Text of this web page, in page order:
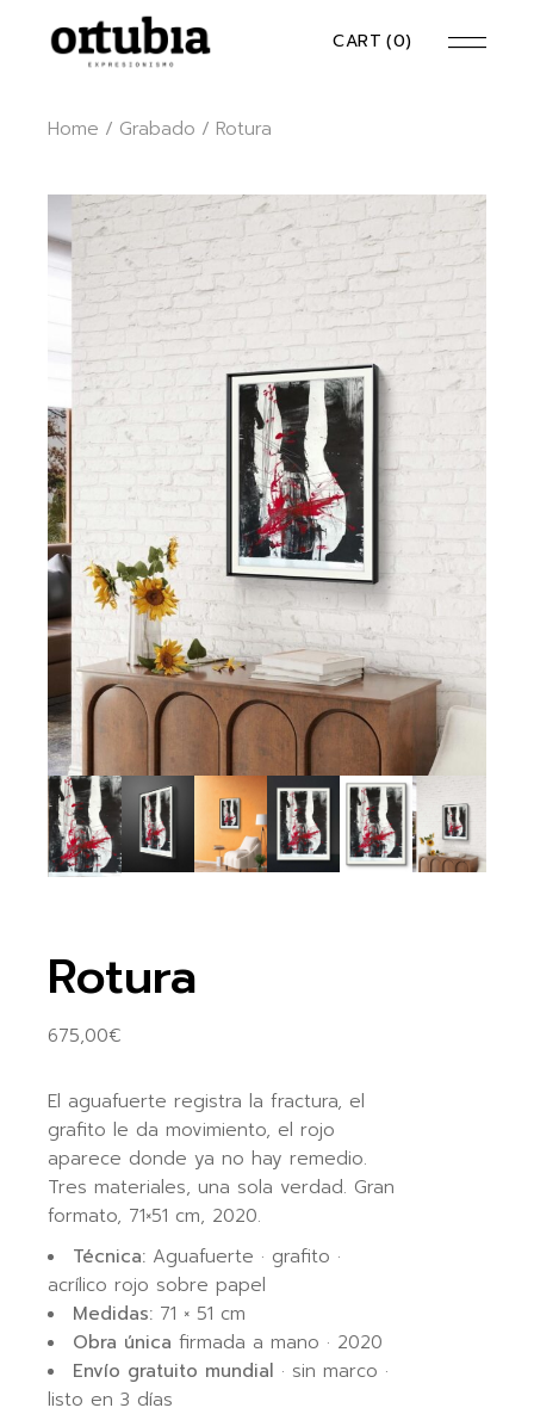
content
CART (0)
Home Grabado Rotura
Rotura
675,00€
El aguafuerte registra la fractura, el
grafito le da movimiento, el rojo
aparece donde ya no hay remedio.
Tres materiales, una sola verdad. Gran
formato, 71×51 cm, 2020.
Técnica: Aguafuerte · grafito ·
acrílico rojo sobre papel
Medidas: 71 × 51 cm
Obra única firmada a mano · 2020
Envío gratuito mundial · sin marco ·
listo en 3 días